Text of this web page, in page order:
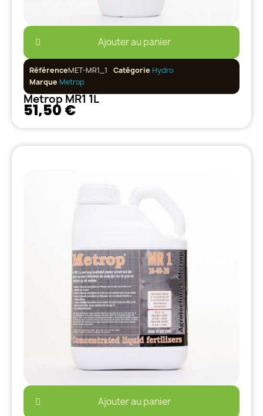
Ajouter au panier
RéférenceMET-MR1_1 Catégorie Hydro
Marque Metrop
Metrop MR1 1L
51,50 €
Ajouter au panier